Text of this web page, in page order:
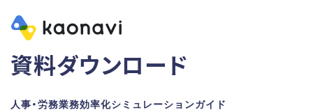
資料ダウンロード
人事・労務業務効率化シミュレーションガイド